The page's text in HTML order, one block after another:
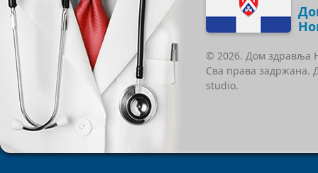
© 2026. Дом здравља
Сва права задржана.
studio.